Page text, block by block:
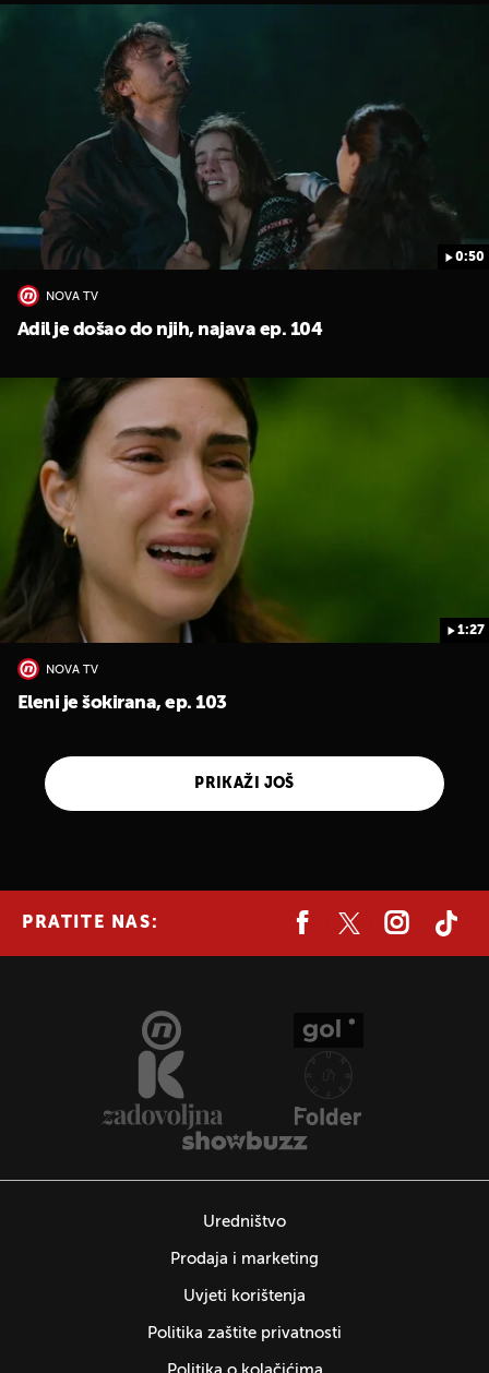
0:50
NOVA TV
Adil je došao do njih, najava ep. 104
1:27
NOVA TV
Eleni je šokirana, ep. 103
PRIKAŽI JOŠ
PRATITE NAS:
Uredništvo
Prodaja i marketing
Uvjeti korištenja
Politika zaštite privatnosti